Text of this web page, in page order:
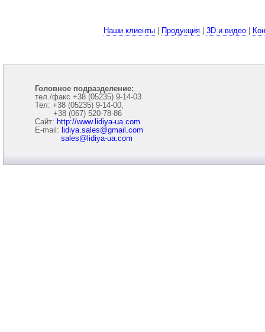
Наши клиенты Продукция 3D и видео
Головное подразделение:
тел./факс +38 (05235) 9-14-03
Тел: +38 (05235) 9-14-00,
+38 (067) 520-78-86
Сайт: http://www.lidiya-ua.com
E-mail: lidiya.sales@gmail.com
sales@lidiya-ua.com